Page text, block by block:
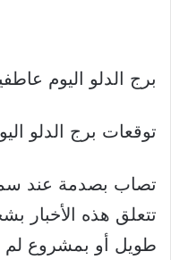
برج الدلو اليوم
توقعات برج الدلو
تصاب بصدمة عند
تتعلق هذه الأخبار
طويل أو بمشروع لم